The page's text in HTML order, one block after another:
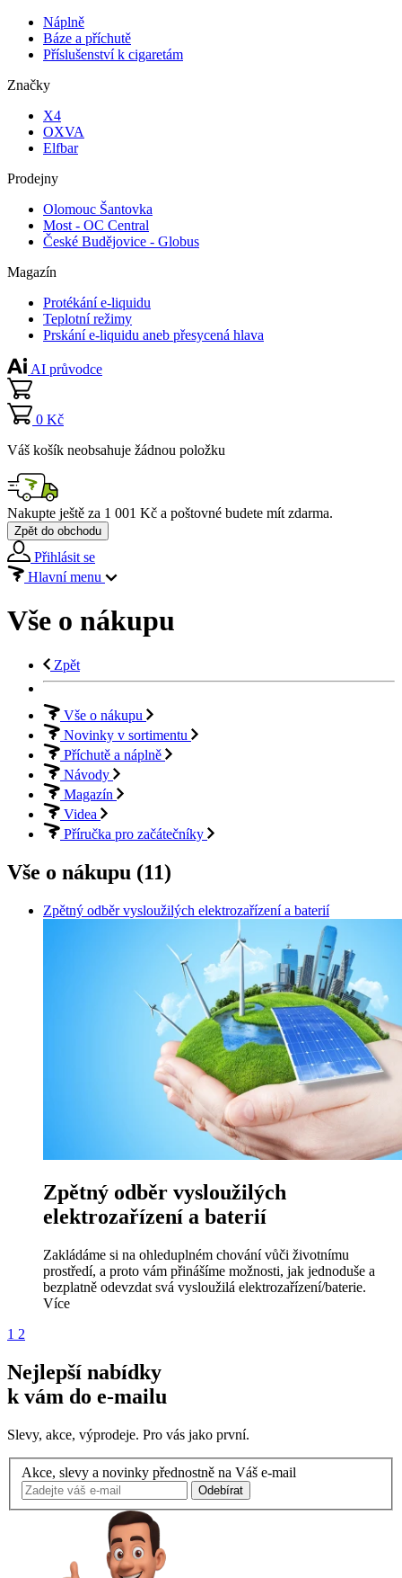
Náplně
Báze a příchutě
Příslušenství k cigaretám
Značky
X4
OXVA
Elfbar
Prodejny
Olomouc Šantovka
Most - OC Central
České Budějovice - Globus
Magazín
Protékání e-liquidu
Teplotní režimy
Prskání e-liquidu aneb přesycená hlava
AI průvodce
0 Kč
Váš košík neobsahuje žádnou položku
Nakupte ještě za 1 001 Kč a poštovné budete mít zdarma.
Zpět do obchodu
Přihlásit se
Hlavní menu
Vše o nákupu
Zpět
Vše o nákupu
Novinky v sortimentu
Příchutě a náplně
Návody
Magazín
Videa
Příručka pro začátečníky
Vše o nákupu (11)
Zpětný odběr vysloužilých elektrozařízení a baterií
Zpětný odběr vysloužilých
elektrozařízení a baterií
Zakládáme si na ohleduplném chování vůči životnímu
prostředí, a proto vám přinášíme možnosti, jak jednoduše a
bezplatně odevzdat svá vysloužilá elektrozařízení/baterie.
Více
1 2
Nejlepší nabídky
k vám do e-mailu
Slevy, akce, výprodeje. Pro vás jako první.
Akce, slevy a novinky přednostně na Váš e-mail
Odebírat